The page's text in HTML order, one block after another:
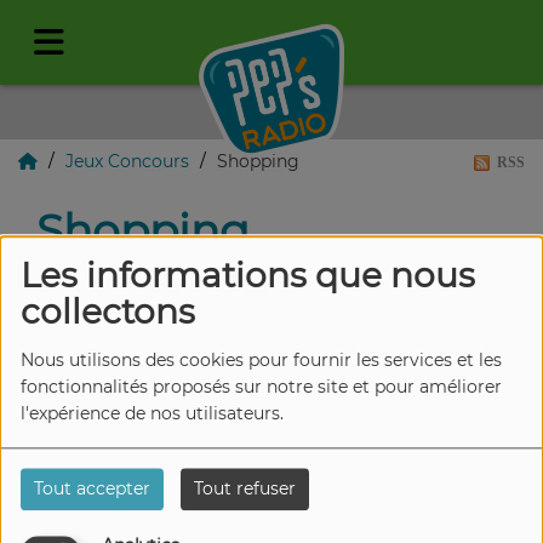
Les informations que nous
collectons
Nous utilisons des cookies pour fournir les services et les
fonctionnalités proposés sur notre site et pour améliorer
l'expérience de nos utilisateurs.
Tout accepter Tout refuser
Jeux Concours Shopping
Shopping
RSS
REMPORTEZ 5 X 1
BON D'ACHAT DE
100€ VALABLES AU
SHOPPING CENTER
MASSEN